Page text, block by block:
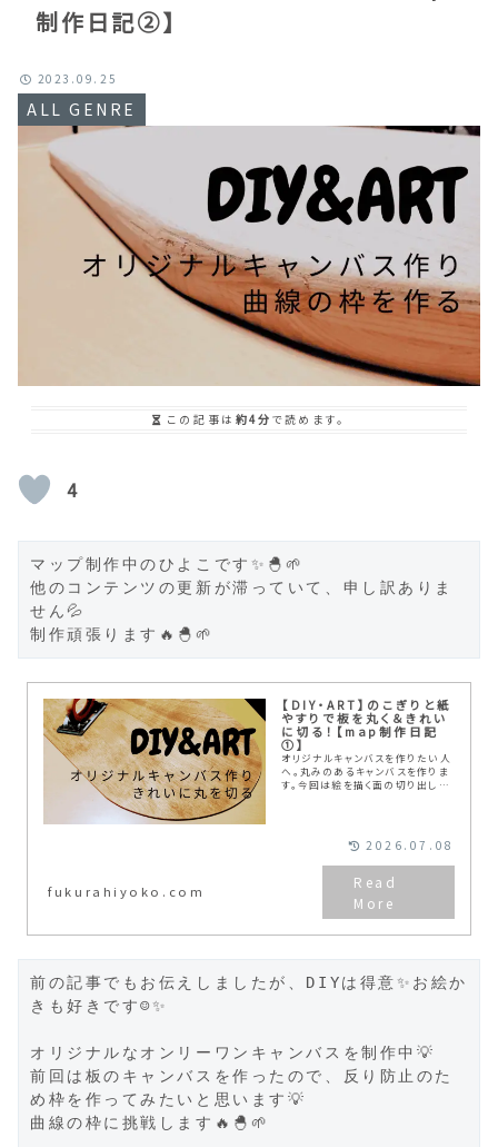
制作日記②】
ALL GENRE
2023.09.25
この記事は 約4分 で読めます。
4
マップ制作中のひよこです✨🐣🌱
他のコンテンツの更新が滞っていて、申し訳ありま
せん💦
制作頑張ります🔥🐣🌱
【DIY・ART】のこぎりと紙
やすりで板を丸く＆きれい
に切る！【map制作日記
①】
オリジナルキャンバスを作りたい人
へ。丸みのあるキャンバスを作りま
す。今回は絵を描く面の切り出し
fukurahiyoko.com
2026.07.08
前の記事でもお伝えしましたが、DIYは得意✨お絵か
きも好きです☺✨
オリジナルなオンリーワンキャンバスを制作中💡
前回は板のキャンバスを作ったので、反り防止のた
め枠を作ってみたいと思います💡
曲線の枠に挑戦します🔥🐣🌱